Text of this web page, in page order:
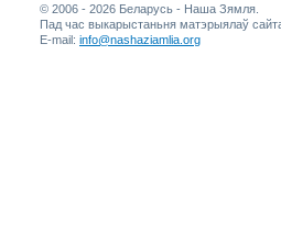
© 2006 - 2026 Беларусь - Наша Зямля.
Пад час выкарыстаньня матэрыялаў
E-mail: info@nashaziamlia.org